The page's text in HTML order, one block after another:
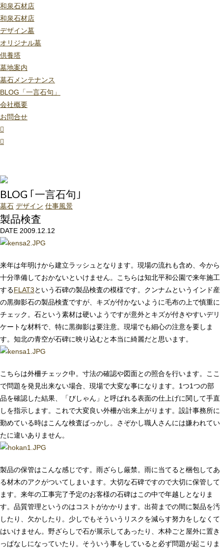
和泉石材店
和泉石材店
デザイン墓
オリジナル墓
供養塔
墓地案内
墓石メンテナンス
BLOG「一言石句」
会社概要
お問合せ
BLOG ｢一言石句｣
墓石 デザイン 仕事風景
製品検査
DATE 2009.12.12
来年は年明けから建立ラッシュとなります。現場の流れも含め、今から
十分準備しておかないといけません。こちらは知北平和公園で来年施工
するFLAT3という石碑の製品検査の模様です。クンナムというインド産
の黒御影石の製品検査ですが、キズが付かないように毛布の上で慎重に
チェック。石という素材は硬いようですが意外とキズが付きやすいデリ
ケートな材料で、特に黒御影は要注意。現場でも細心の注意を要しま
す。知北の青空が石碑に映り込むと本当に綺麗だと思います。
こちらは外柵チェック中。寸法の確認や図面との照合を行います。ここ
で問題を発見出来ない場合、現場で大変な事になります。1つ1つの部
品を確認した結果、「びしゃん」と呼ばれる表面の仕上げに関して手直
しを指示します。これで大変良い外柵が出来上がります。設計事務所に
勤めている時はこんな検査ばっかし。さぞかし職人さんには嫌われてい
たに違いありません。
製品の保管はこんな感じです。雨ざらし厳禁。雨に当てると梱包してあ
る材木のアクがついてしまいます。大切な石碑ですので大切に保管して
ます。来年の工事完了予定のお客様の石碑はこの中で年越しとなりま
す。品質管理というのはコストがかかります。出荷までの間に製品を汚
したり、欠かしたり。少しでもそういうリスクを減らす努力をしなくて
はいけません。野ざらしで石が展示してあったり、木枠ごと屋外に置き
っぱなしになっていたり。そういう事をしていると必ず問題が起こりま